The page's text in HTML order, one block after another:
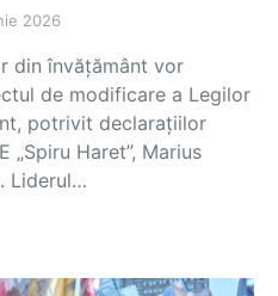
2026
din învățământ vor
de modificare a Legilor
potrivit declarațiilor
„Spiru Haret”, Marius
Liderul…